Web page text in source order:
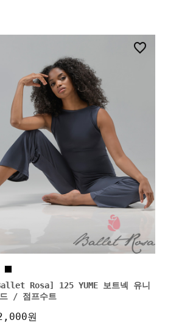
Rosa] 125 YUME 보트넥 유니
/ 점프수트
원